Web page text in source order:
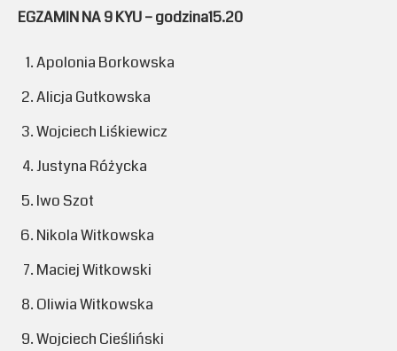
EGZAMIN NA 9 KYU – godzina15.20
Apolonia Borkowska
Alicja Gutkowska
Wojciech Liśkiewicz
Justyna Różycka
Iwo Szot
Nikola Witkowska
Maciej Witkowski
Oliwia Witkowska
Wojciech Cieśliński